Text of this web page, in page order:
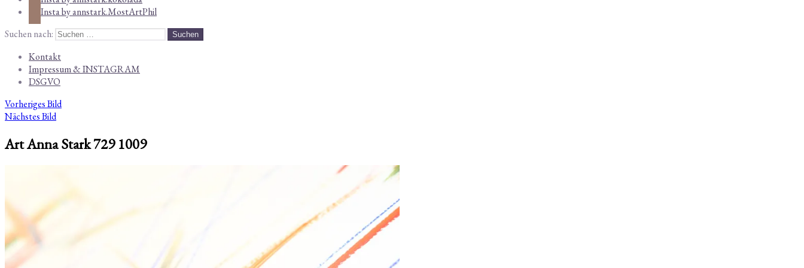
Insta by annstark.MostArtPhil
Suchen nach:
Kontakt
Impressum & INSTAGRAM
DSGVO
Vorheriges Bild
Nächstes Bild
Art Anna Stark 729 1009